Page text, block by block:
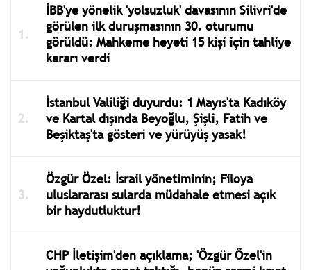
İBB'ye yönelik 'yolsuzluk' davasının Silivri'de
görülen ilk duruşmasının 30. oturumu
görüldü: Mahkeme heyeti 15 kişi için tahliye
kararı verdi
İstanbul Valiliği duyurdu: 1 Mayıs'ta Kadıköy
ve Kartal dışında Beyoğlu, Şişli, Fatih ve
Beşiktaş'ta gösteri ve yürüyüş yasak!
Özgür Özel: İsrail yönetiminin; Filoya
uluslararası sularda müdahale etmesi açık
bir haydutluktur!
CHP İletişim'den açıklama; 'Özgür Özel'in